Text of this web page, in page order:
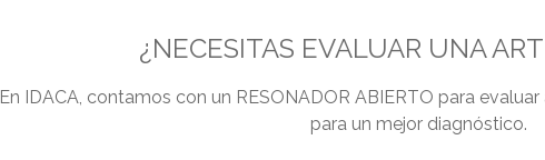
¿NECESITAS EVALUAR UNA
En IDACA, contamos con un RESONADOR ABIERTO para
para un mejor diagnóstico.